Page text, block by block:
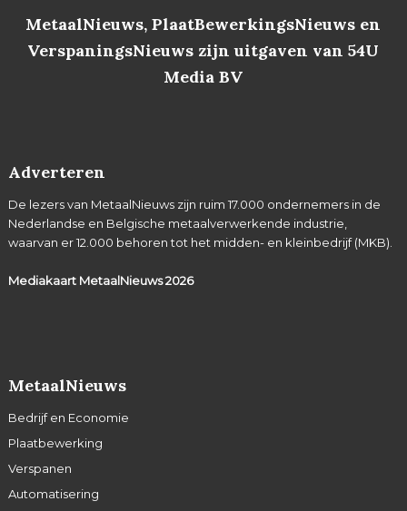
MetaalNieuws, PlaatBewerkingsNieuws en
VerspaningsNieuws zijn uitgaven van 54U
Media BV
Adverteren
De lezers van MetaalNieuws zijn ruim 17.000 ondernemers in de
Nederlandse en Belgische metaalverwerkende industrie,
waarvan er 12.000 behoren tot het midden- en kleinbedrijf (MKB).
Mediakaart MetaalNieuws2026
MetaalNieuws
Bedrijf en Economie
Plaatbewerking
Verspanen
Automatisering